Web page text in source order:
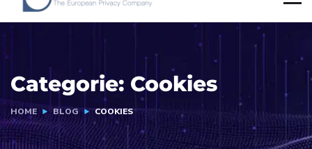
Categorie: Cookies
HOME BLOG COOKIES